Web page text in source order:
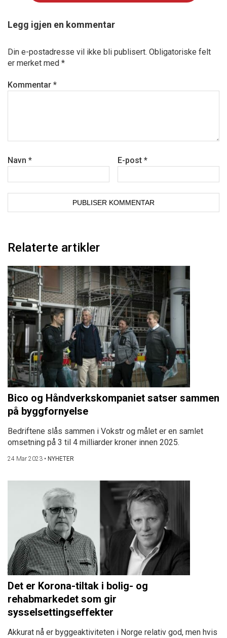
Legg igjen en kommentar
Din e-postadresse vil ikke bli publisert. Obligatoriske felt
er merket med *
Kommentar *
Navn * E-post*
Relaterte artikler
Bico og Håndverkskompaniet satser sammen
på byggfornyelse
Bedriftene slås sammen i Vokstr og målet er en samlet
omsetning på 3 til 4 milliarder kroner innen 2025.
24 Mar 2023 • NYHETER
Det er Korona-tiltak i bolig- og
rehabmarkedet som gir
sysselsettingseffekter
Akkurat nå er byggeaktiviteten i Norge relativ god, men hvis